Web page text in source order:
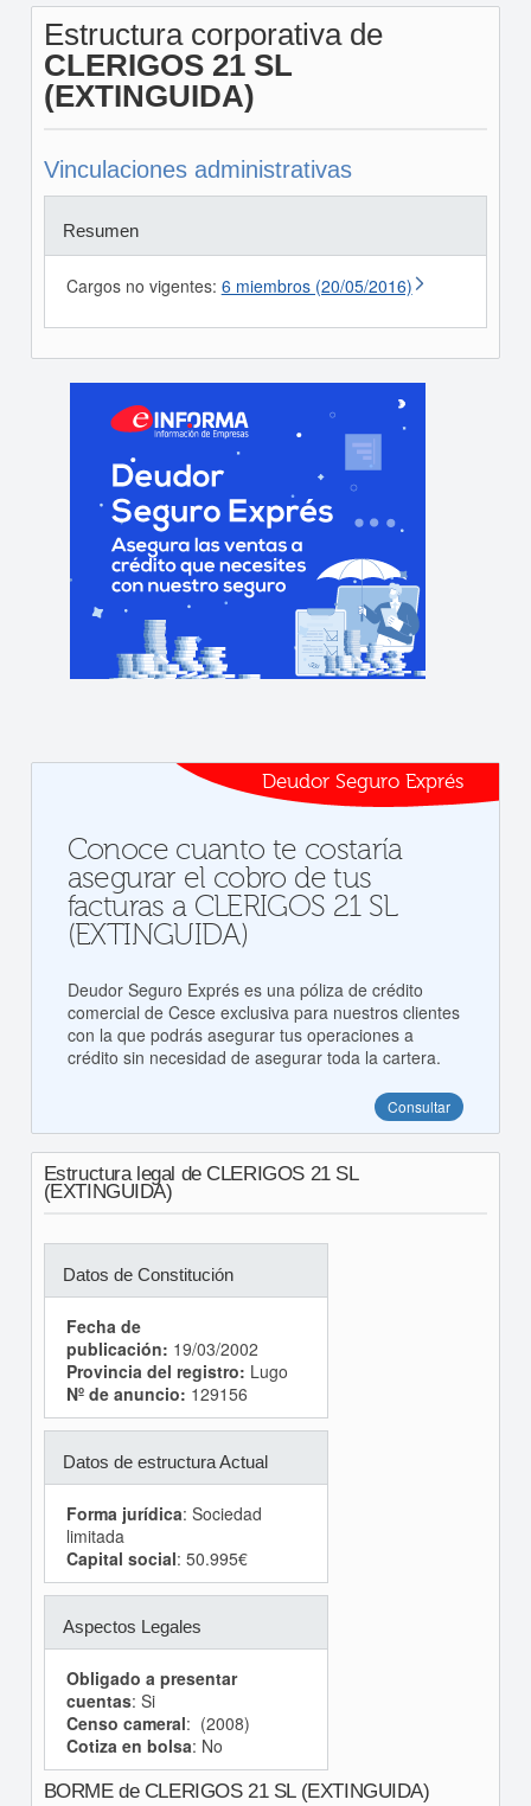
Estructura corporativa de
CLERIGOS 21 SL
(EXTINGUIDA)
Vinculaciones administrativas
Resumen
Cargos no vigentes: 6 miembros (20/05/2016)
Deudor Seguro Exprés
Conoce cuanto te costaría
asegurar el cobro de tus
facturas a CLERIGOS 21 SL
(EXTINGUIDA)
Deudor Seguro Exprés es una póliza de crédito
comercial de Cesce exclusiva para nuestros clientes
con la que podrás asegurar tus operaciones a
crédito sin necesidad de asegurar toda la cartera.
Consultar
Estructura legal de CLERIGOS 21 SL
(EXTINGUIDA)
Datos de Constitución
Fecha de
publicación: 19/03/2002
Provincia del registro: Lugo
Nº de anuncio: 129156
Datos de estructura Actual
Forma jurídica: Sociedad
limitada
Capital social: 50.995€
Aspectos Legales
Obligado a presentar
cuentas: Si
Censo cameral: (2008)
Cotiza en bolsa: No
BORME de CLERIGOS 21 SL (EXTINGUIDA)